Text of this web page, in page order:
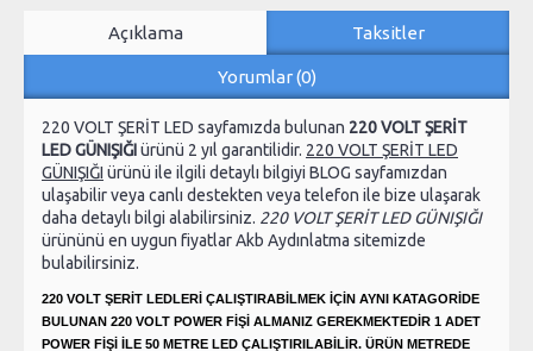
Açıklama Taksitler
Yorumlar (0)
220 VOLT ŞERİT LED sayfamızda bulunan 220 VOLT ŞERİT
LED GÜNIŞIĞIürünü 2 yıl garantilidir. 220 VOLT ŞERİT LED
GÜNIŞIĞI ürünü ile ilgili detaylı bilgiyi BLOG sayfamızdan
ulaşabilir veya canlı destekten veya telefon ile bize ulaşarak
daha detaylı bilgi alabilirsiniz. 220 VOLT ŞERİT LED GÜNIŞIĞI
ürününü en uygun fiyatlar Akb Aydınlatma sitemizde
bulabilirsiniz.
220 VOLT ŞERİT LEDLERİ ÇALIŞTIRABİLMEK İÇİN AYNI KATAGORİDE
BULUNAN 220 VOLT POWER FİŞİ ALMANIZ GEREKMEKTEDİR 1 ADET
POWER FİŞİ İLE 50 METRE LED ÇALIŞTIRILABİLİR. ÜRÜN METREDE